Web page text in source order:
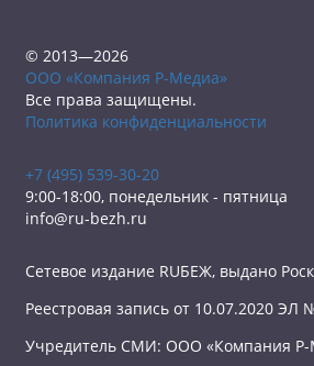
© 2013—2026
ООО «Компания Р-Медиа»
Все права защищены.
Политика конфиденциальности
+7 (495) 539-30-20
9:00-18:00, понедельник - пятница
info@ru-bezh.ru
Сетевое издание RUБЕЖ, выдано
Реестровая запись от 10.07.2020 ЭЛ
Учредитель СМИ: ООО «Компания Р-